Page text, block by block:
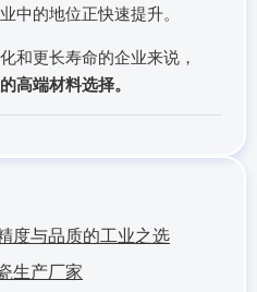
中的地位正快速提升。
和更长寿命的企业来说，
高端材料选择。
与品质的工业之选
生产厂家